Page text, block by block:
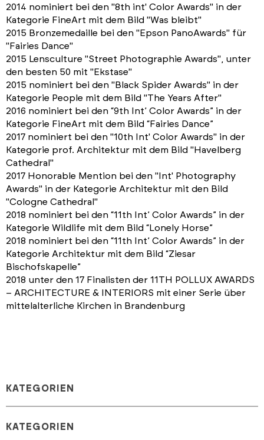
2014 nominiert bei den "8th int' Color Awards" in der
Kategorie FineArt mit dem Bild "Was bleibt"
2015 Bronzemedaille bei den "Epson PanoAwards" für
"Fairies Dance"
2015 Lensculture "Street Photographie Awards", unter
den besten 50 mit "Ekstase"
2015 nominiert bei den "Black Spider Awards" in der
Kategorie People mit dem Bild "The Years After"
2016 nominiert bei den “9th Int’ Color Awards” in der
Kategorie FineArt mit dem Bild “Fairies Dance”
2017 nominiert bei den "10th Int' Color Awards" in der
Kategorie prof. Architektur mit dem Bild "Havelberg
Cathedral"
2017 Honorable Mention bei den "Int' Photography
Awards" in der Kategorie Architektur mit den Bild
"Cologne Cathedral"
2018 nominiert bei den “11th Int’ Color Awards” in der
Kategorie Wildlife mit dem Bild “Lonely Horse”
2018 nominiert bei den “11th Int’ Color Awards” in der
Kategorie Architektur mit dem Bild “Ziesar
Bischofskapelle”
2018 unter den 17 Finalisten der 11TH POLLUX AWARDS
– ARCHITECTURE & INTERIORS mit einer Serie über
mittelalterliche Kirchen in Brandenburg
KATEGORIEN
KATEGORIEN